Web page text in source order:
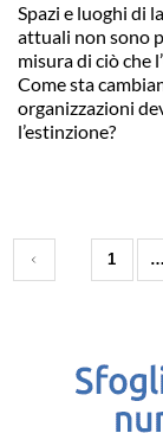
Spazi e luoghi di
attuali non sono
misura di ciò che
Come sta
organizzazioni
l’estinzione?
1 …